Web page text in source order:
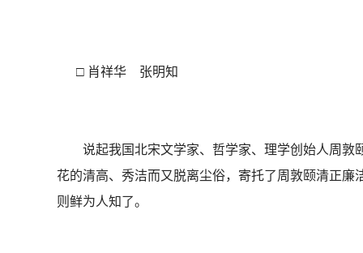
□ 肖祥华 张明知
说起我国北宋文学家、哲学家、理学创始人周敦
花的清高、秀洁而又脱离尘俗，寄托了周敦颐清正
则鲜为人知了。